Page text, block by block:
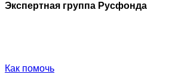
Экспертная группа Русфонда
Как помочь